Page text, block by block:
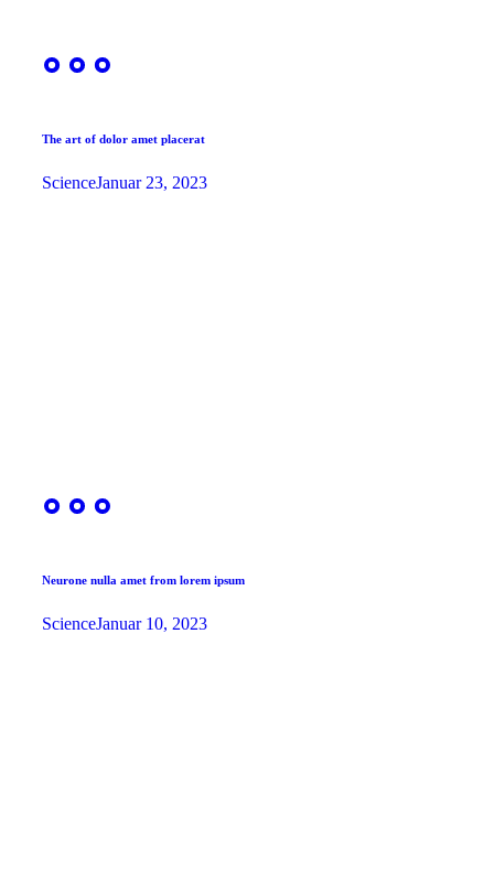
The art of dolor amet placerat
ScienceJanuar 23, 2023
Neurone nulla amet from lorem ipsum
ScienceJanuar 10, 2023